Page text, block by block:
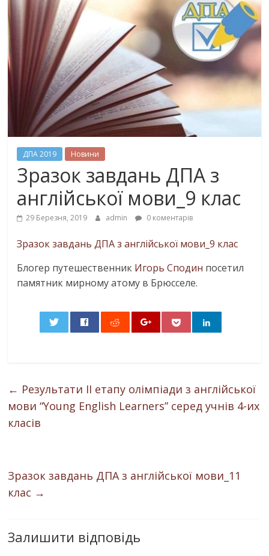
ДПА 2019 Новини
Зразок завдань ДПА з
англійської мови_9 клас
29 Березня, 2019 admin 0 коментарів
Зразок завдань ДПА з англійської мови_9 клас
Блогер путешественник Игорь Сподин посетил
памятник мирному атому в Брюсселе.
← Результати ІІ етапу олімпіади з англійської
мови “Young English Learners” серед учнів 4-их
класів
Зразок завдань ДПА з англійської мови_11
клас →
Залишити відповідь